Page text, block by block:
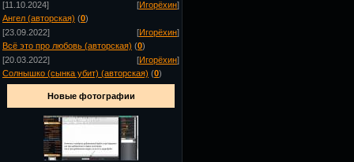
[11.10.2024]
[Игорёхин]
Ангел (авторская) (0)
[23.09.2022]
[Игорёхин]
Всё это про любовь (авторская) (0)
[20.03.2022]
[Игорёхин]
Солнышко (сынка убит) (авторская) (0)
Новые фотографии